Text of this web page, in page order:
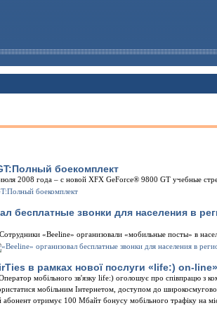
боекомплект
2008 года – с новой XFX GeForce® 9800 GT учебные
бесплатные звонки для населения в
«Beeline» организовали «мобильные посты» в
в рамках нової послуги «life:) on-line»
мобільного зв'язку life:) оголошує про співпрацю з
мобільним Інтернетом, доступом до
отримує 100 Мбайт бонусу мобільного трафіку на